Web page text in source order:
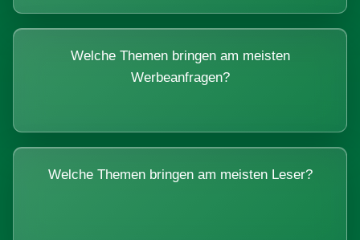
Welche Themen bringen am meisten
Werbeanfragen?
Welche Themen bringen am meisten Leser?